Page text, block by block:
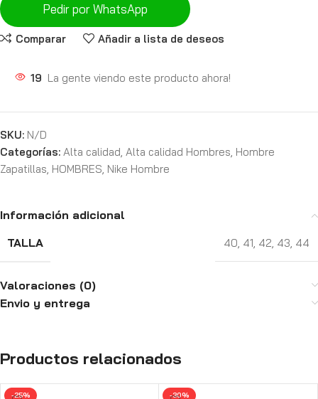
Pedir por WhatsApp
Comparar Añadir a lista de deseos
19 La gente viendo este producto ahora!
SKU: N/D
Categorías: Alta calidad Alta calidad Hombres Hombre
Zapatillas HOMBRES Nike Hombre
Información adicional
TALLA
40 41 42 43 44
Valoraciones (0)
Envio y entrega
Productos relacionados
-25% -30%